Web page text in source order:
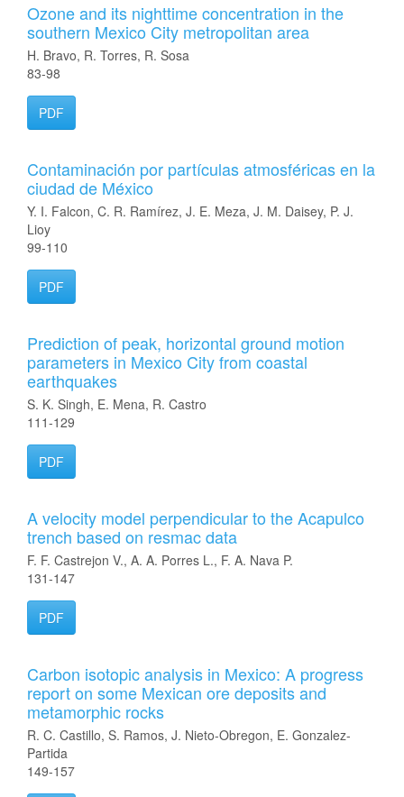
Ozone and its nighttime concentration in the
southern Mexico City metropolitan area
H. Bravo, R. Torres, R. Sosa
83-98
PDF
Contaminación por partículas atmosféricas en la
ciudad de México
Y. I. Falcon, C. R. Ramírez, J. E. Meza, J. M. Daisey, P. J.
Lioy
99-110
PDF
Prediction of peak, horizontal ground motion
parameters in Mexico City from coastal
earthquakes
S. K. Singh, E. Mena, R. Castro
111-129
PDF
A velocity model perpendicular to the Acapulco
trench based on resmac data
F. F. Castrejon V., A. A. Porres L., F. A. Nava P.
131-147
PDF
Carbon isotopic analysis in Mexico: A progress
report on some Mexican ore deposits and
metamorphic rocks
R. C. Castillo, S. Ramos, J. Nieto-Obregon, E. Gonzalez-
Partida
149-157